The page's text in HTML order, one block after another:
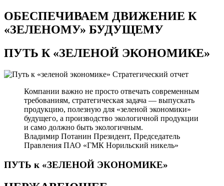
ОБЕСПЕЧИВАЕМ ДВИЖЕНИЕ К
«ЗЕЛЕНОМУ» БУДУЩЕМУ
ПУТЬ К«ЗЕЛЕНОЙ ЭКОНОМИКЕ»
Стратегический отчет
Компании важно не просто отвечать современным
требованиям, стратегическая задача — выпускать
продукцию, полезную для «зеленой экономики»
будущего, а производство экологичной продукции
и само должно быть экологичным.
Владимир Потанин Президент, Председатель
Правления ПАО «ГМК Норильский никель»
ПУТЬ к «ЗЕЛЕНОЙ ЭКОНОМИКЕ»